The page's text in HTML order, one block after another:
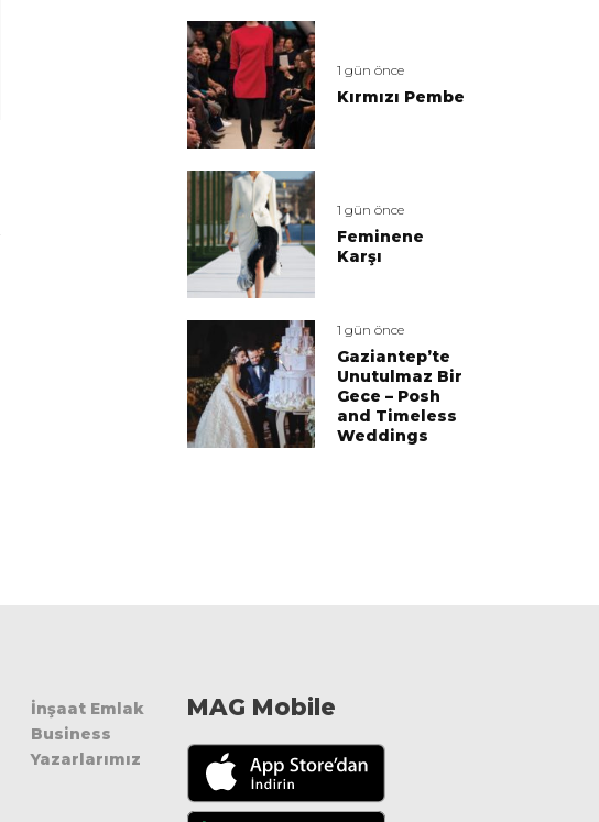
1 gün önce
Kırmızı Pembe
1 gün önce
Feminene
Karşı
1 gün önce
Gaziantep’te
Unutulmaz Bir
Gece – Posh
and Timeless
Weddings
İnşaat Emlak
Business
Yazarlarımız
MAG Mobile